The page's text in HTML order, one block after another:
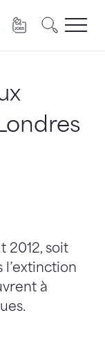
sur ce site.
2012, soit
l’extinction
à